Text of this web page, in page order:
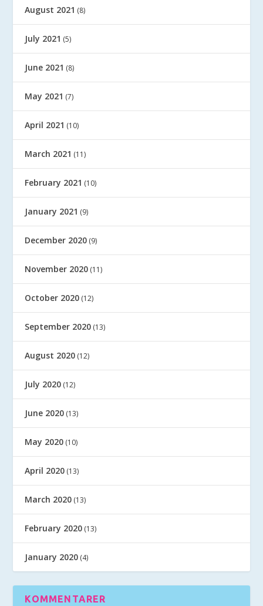
August 2021 (8)
July 2021 (5)
June 2021 (8)
May 2021 (7)
April 2021 (10)
March 2021 (11)
February 2021 (10)
January 2021 (9)
December 2020 (9)
November 2020 (11)
October 2020 (12)
September 2020 (13)
August 2020 (12)
July 2020 (12)
June 2020 (13)
May 2020 (10)
April 2020 (13)
March 2020 (13)
February 2020 (13)
January 2020 (4)
KOMMENTARER